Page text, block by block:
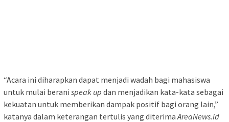
“Acara ini diharapkan dapat menjadi wadah bagi mahasiswa
untuk mulai berani speak up dan menjadikan kata-kata sebagai
kekuatan untuk memberikan dampak positif bagi orang lain,”
katanya dalam keterangan tertulis yang diterima AreaNews.id